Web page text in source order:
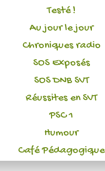
Testé !
Au jour le jour
Chroniques radio
SOS Exposés
SOS DNB SVT
Réussites en SVT
PSC 1
Humour
Café Pédagogique